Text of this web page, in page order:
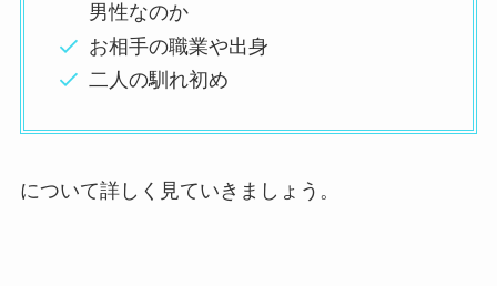
男性なのか
お相手の職業や出身
二人の馴れ初め
について詳しく見ていきましょう。